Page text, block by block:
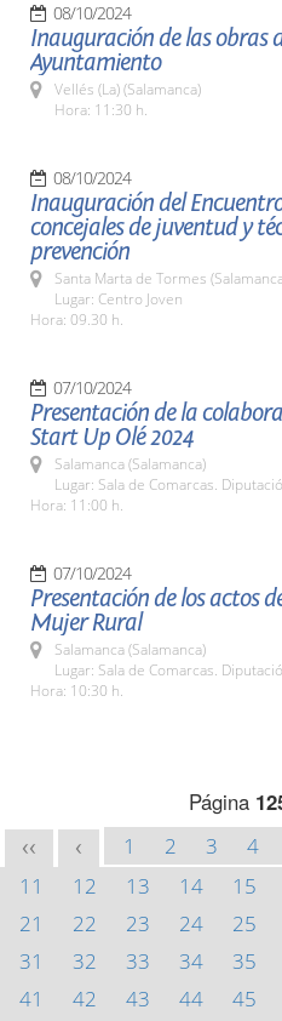
08/10/2024
Inauguración de las obras
Ayuntamiento
Vellés (La) (Salamanca)
Hora: 11:30 h.
08/10/2024
Inauguración del
concejales de juventud y
prevención
Santa Marta de Tormes
Lugar: Centro Joven
Hora: 09.30 h.
07/10/2024
Presentación de la
Start Up Olé 2024
Salamanca (Salamanca)
Lugar: Sala de Comarcas.
Hora: 11:00 h.
07/10/2024
Presentación de los actos
Mujer Rural
Salamanca (Salamanca)
Lugar: Sala de Comarcas.
Hora: 10:30 h.
Página
<< < 1 2 3 4
11
12 13 14 15
21
22 23 24 25
31
32 33 34 35
41
42 43 44 45